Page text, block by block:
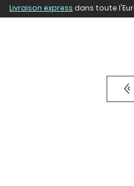
Livraison express dans toute